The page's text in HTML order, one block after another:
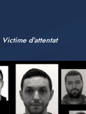
Victime d’attentat